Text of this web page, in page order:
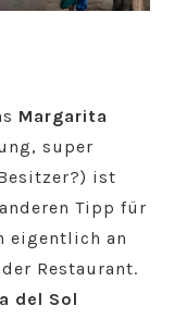
Margarita
super
ist
Tipp für
eigentlich an
Restaurant.
del Sol